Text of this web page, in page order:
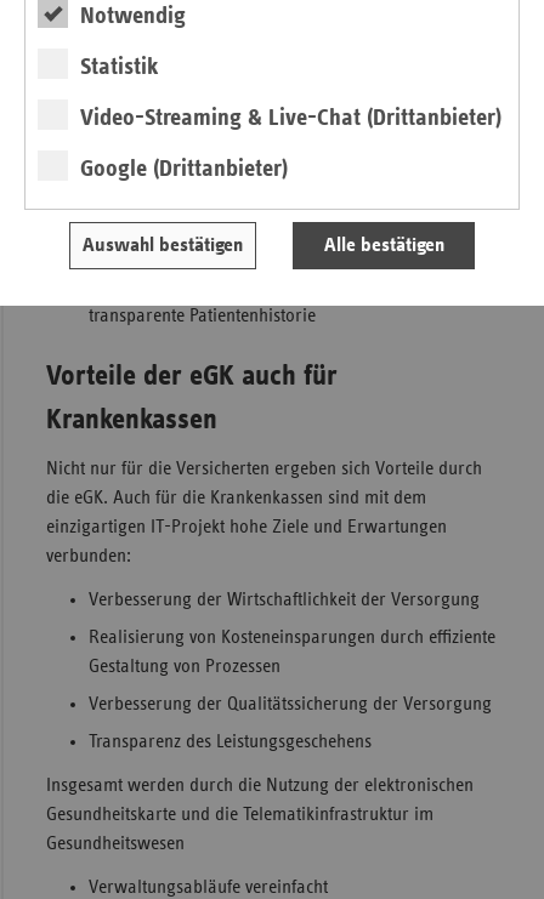
Notwendig
Statistik
Video-Streaming & Live-Chat (Drittanbieter)
Google (Drittanbieter)
Auswahl bestätigen Alle bestätigen
Steigerung der Patientenautonomie aufgrund der
Möglichkeit des eigenständigen Zugriffs auf
Schnelle Verfügbarkeit von Gesundheitsdaten über die
Wechselwirkungen von Medikamenten
(Arzneimitteldokumentation)
transparente Patientenhistorie
Vorteile der eGK auch für
Krankenkassen
Nicht nur für die Versicherten ergeben sich Vorteile durch
die eGK. Auch für die Krankenkassen sind mit dem
einzigartigen IT-Projekt hohe Ziele und Erwartungen
verbunden:
Verbesserung der Wirtschaftlichkeit der Versorgung
Realisierung von Kosteneinsparungen durch effiziente
Gestaltung von Prozessen
Verbesserung der Qualitätssicherung der Versorgung
Transparenz des Leistungsgeschehens
Insgesamt werden durch die Nutzung der elektronischen
Gesundheitskarte und die Telematikinfrastruktur im
Gesundheitswesen
Verwaltungsabläufe vereinfacht